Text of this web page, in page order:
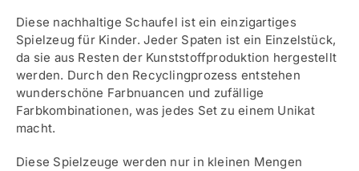
Diese nachhaltige Schaufel ist ein einzigartiges
Spielzeug für Kinder. Jeder Spaten ist ein Einzelstück,
da sie aus Resten der Kunststoffproduktion hergestellt
werden. Durch den Recyclingprozess entstehen
wunderschöne Farbnuancen und zufällige
Farbkombinationen, was jedes Set zu einem Unikat
macht.
Diese Spielzeuge werden nur in kleinen Mengen